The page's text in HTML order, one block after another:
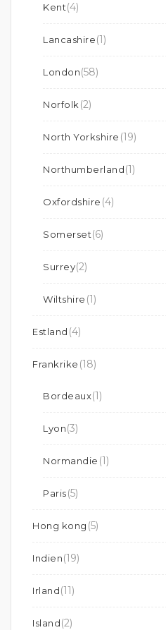
Kent(4)
Lancashire(1)
London(58)
Norfolk (2)
North Yorkshire (19)
Northumberland(1)
Oxfordshire (4)
Somerset(6)
Surrey(2)
Wiltshire (1)
Estland (4)
Frankrike (18)
Bordeaux(1)
Lyon(3)
Normandie (1)
Paris(5)
Hong kong (5)
Indien(19)
Irland(11)
Island(2)